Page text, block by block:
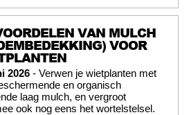
VAN MULCH
VOOR
2026 - Verwen je wietplanten met
en organisch
laag mulch, en vergroot
ook nog eens het wortelstelsel.